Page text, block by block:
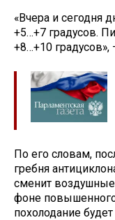
«Вчера и сегодня
+5…+7 градусов.
+8…+10 градусов»,
По его словам,
гребня
сменит
фоне
похолодание